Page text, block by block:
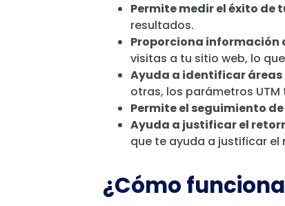
Permite medir el éxito
resultados.
Proporciona información
visitas a tu sitio web, lo
Ayuda a identificar áreas
otras, los parámetros
Permite el seguimiento
Ayuda a justificar el
que te ayuda a justificar el
¿Cómo